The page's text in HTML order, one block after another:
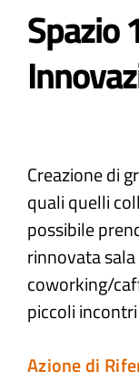
Partecipa
Atti e Docunenti
Notizie
Progetti
Spazio
Creazione di
quali quelli
possibile
rinnovata
coworking/
piccoli incontri
Azione di